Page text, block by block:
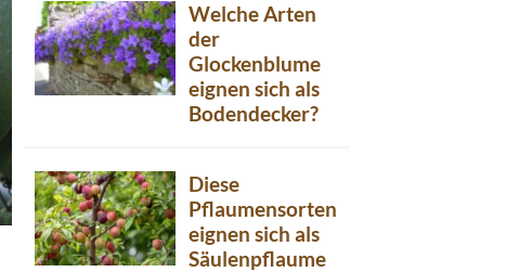
Welche Arten
der
Glockenblume
eignen sich als
Bodendecker?
Diese
Pflaumensorten
eignen sich als
Säulenpflaume